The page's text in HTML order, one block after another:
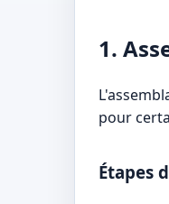
1.
pour
Étapes